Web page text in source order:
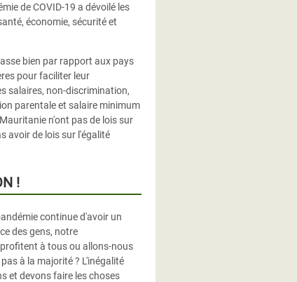
de COVID-19 a dévoilé les
économie, sécurité et
bien par rapport aux pays
pour faciliter leur
salaires, non-discrimination,
parentale et salaire minimum
n'ont pas de lois sur
avoir de lois sur l'égalité
!
continue d'avoir un
des gens, notre
à tous ou allons-nous
à la majorité ? L'inégalité
et devons faire les choses